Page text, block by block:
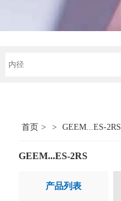
首页 > > GEEM...ES-2RS
GEEM...ES-2RS
产品列表